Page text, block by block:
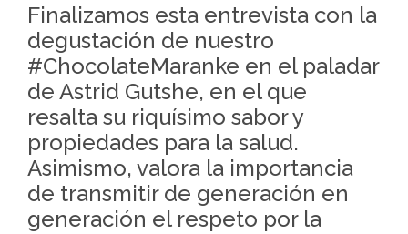
Finalizamos esta entrevista con la
degustación de nuestro
#ChocolateMaranke en el paladar
de Astrid Gutshe, en el que
resalta su riquísimo sabor y
propiedades para la salud.
Asimismo, valora la importancia
de transmitir de generación en
generación el respeto por la